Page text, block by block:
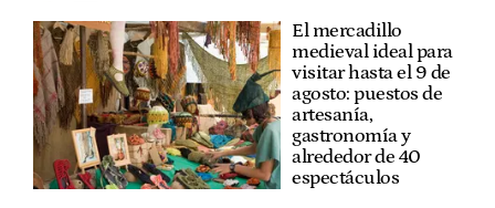
El mercadillo
medieval ideal para
visitar hasta el 9 de
agosto: puestos de
artesanía,
gastronomía y
alrededor de 40
espectáculos